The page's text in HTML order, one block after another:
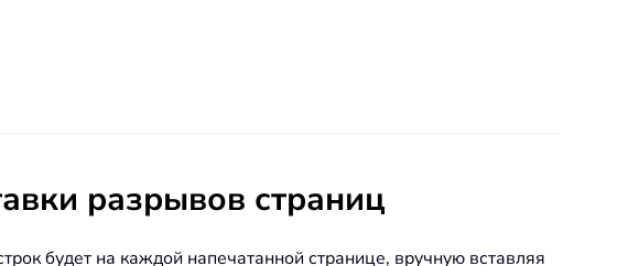
разрывов страниц
будет на каждой напечатанной странице, вручную вставляя